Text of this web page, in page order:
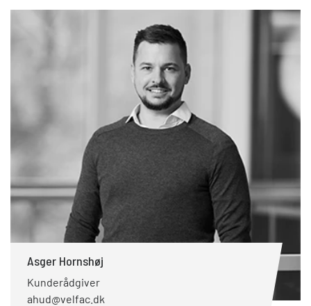
Asger Hornshøj
Kunderådgiver
ahud@velfac.dk